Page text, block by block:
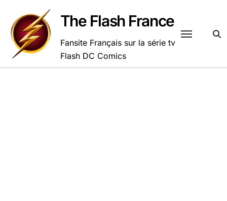
contenu
The Flash France
Fansite Français sur la série tv
Flash DC Comics